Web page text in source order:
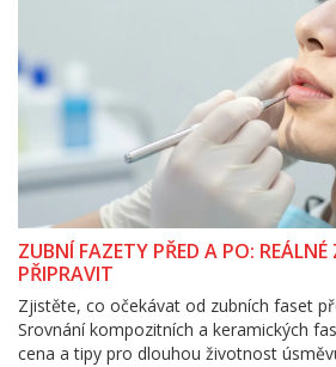
ZUBNÍ FAZETY PŘED A PO:
PŘIPRAVIT
Zjistěte, co očekávat od zubních faset
Srovnání kompozitních a keramických
cena a tipy pro dlouhou životnost